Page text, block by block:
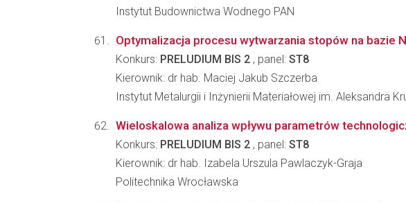
Instytut Budownictwa Wodnego PAN
Optymalizacja procesu wytwarzania stopów na bazie
Konkurs: PRELUDIUM BIS 2 , panel: ST8
Kierownik: dr hab. Maciej Jakub Szczerba
Instytut Metalurgii i Inżynierii Materiałowej im. Aleksandra
Wieloskalowa analiza wpływu parametrów
Konkurs: PRELUDIUM BIS 2 , panel: ST8
Kierownik: dr hab. Izabela Urszula Pawlaczyk-Graja
Politechnika Wrocławska